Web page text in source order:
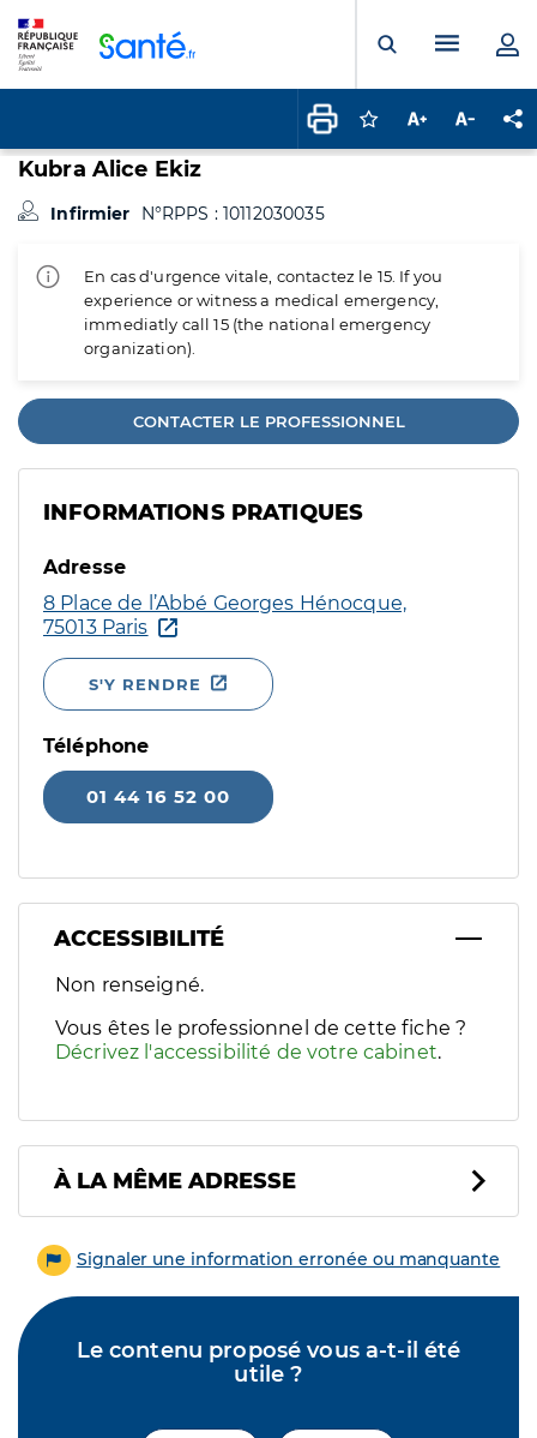
Ouvrir laMenu
Connectez-vous
Augmenter la
Kubra Alice Ekiz
Infirmier N°RPPS : 10112030035
En cas d'urgence vitale, contactez le 15. If you
experience or witness a medical emergency,
immediatly call 15 (the national emergency
organization).
CONTACTER LE PROFESSIONNEL
INFORMATIONS PRATIQUES
Adresse
8 Place de l’Abbé Georges Hénocque,
75013 Paris
S'Y RENDRE
Téléphone
01 44 16 52 00
ACCESSIBILITÉ
Filtres
Sélectionnez un ou plusieurs handicaps/besoins
Non renseigné.
Vous êtes le professionnel de cette fiche ?
Décrivez l'accessibilité de votre cabinet.
À LA MÊME ADRESSE
Signaler une information erronée ou manquante
Le contenu proposé vous a-t-il été
utile ?